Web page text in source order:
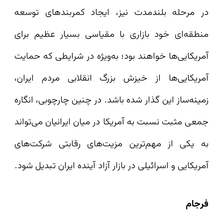
در مرحله بلندمدت نیز، ایجاد کمربندهای توسعه
منطقه‌ای خود بازاری با مقیاسی بسیار عظیم برای
آمریکایی‌ها خواهند بود؛ به‌ویژه در شرایطی که حمایت
آمریکایی‌ها از خیزش بزرگ انقلابی مردم ایران،
زمینه‌ساز این گذار شده باشد. در چنین چارچوبی، انگاره
جمعی مثبت نسبت به آمریکا در میان ایرانیان می‌تواند
به یکی از مهم‌ترین مزیت‌های رقابتی شرکت‌های
آمریکایی و اسرائیلی در بازار آزاد آینده ایران تبدیل شود.
فرجام